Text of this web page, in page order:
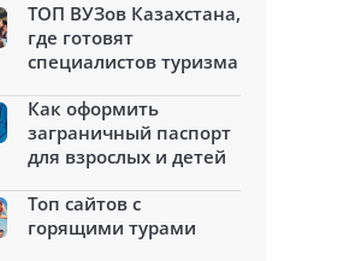
ТОП ВУЗов Казахстана,
где готовят
специалистов туризма
Как оформить
заграничный паспорт
для взрослых и детей
Топ сайтов с
горящими турами